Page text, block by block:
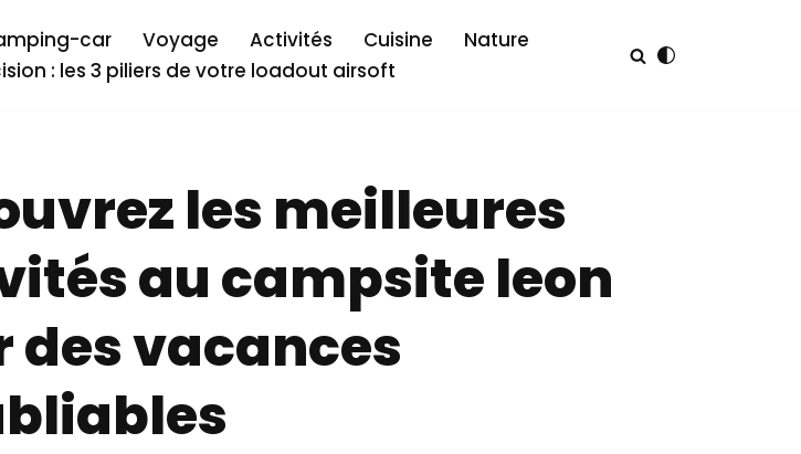
car Voyage Activités Cuisine
Nature
: les 3 piliers de votre loadout airsoft
les meilleures
au campsite leon
des vacances